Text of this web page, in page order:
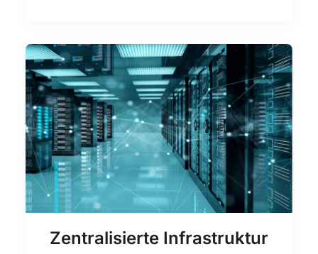
Zentralisierte Infrastruktur